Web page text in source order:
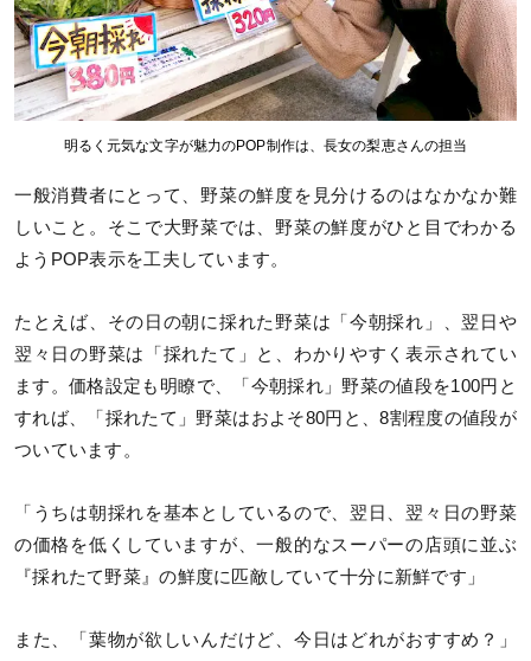
明るく元気な文字が魅力のPOP制作は、長女の梨恵さんの担当
一般消費者にとって、野菜の鮮度を見分けるのはなかなか難
しいこと。そこで大野菜では、野菜の鮮度がひと目でわかる
ようPOP表示を工夫しています。
たとえば、その日の朝に採れた野菜は「今朝採れ」、翌日や
翌々日の野菜は「採れたて」と、わかりやすく表示されてい
ます。価格設定も明瞭で、「今朝採れ」野菜の値段を100円と
すれば、「採れたて」野菜はおよそ80円と、8割程度の値段が
ついています。
「うちは朝採れを基本としているので、翌日、翌々日の野菜
の価格を低くしていますが、一般的なスーパーの店頭に並ぶ
『採れたて野菜』の鮮度に匹敵していて十分に新鮮です」
また、「葉物が欲しいんだけど、今日はどれがおすすめ？」